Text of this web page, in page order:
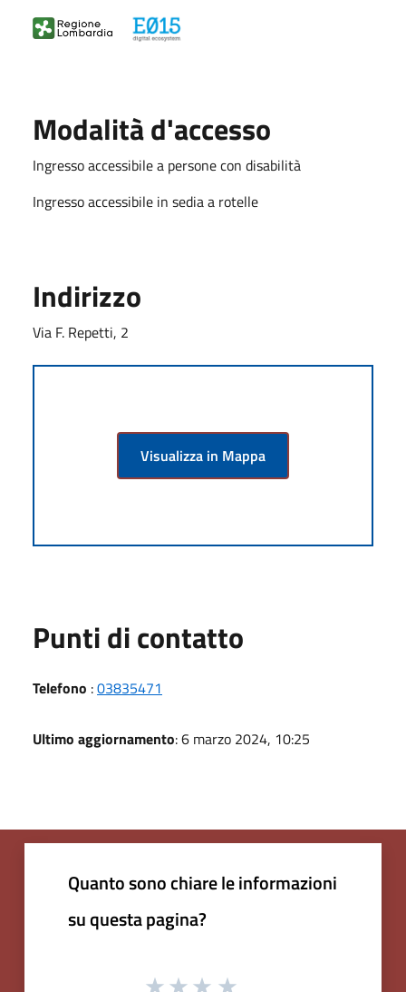
Modalità d'accesso
Ingresso accessibile a persone con disabilità
Ingresso accessibile in sedia a rotelle
Indirizzo
Via F. Repetti, 2
Visualizza in Mappa
Punti di contatto
Telefono :03835471
Ultimo aggiornamento: 6 marzo 2024, 10:25
Quanto sono chiare le informazioni
su questa pagina?